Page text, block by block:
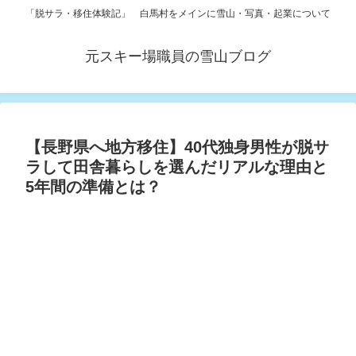
「脱サラ・移住体験記」 白馬村をメインに雪山・写真・起業について
元スキー場職員の雪山ブログ
【長野県へ地方移住】40代独身男性が脱サ
ラして田舎暮らしを選んだリアルな理由と
5年間の準備とは？